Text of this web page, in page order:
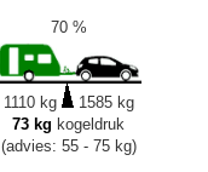
70 %
1110 kg
1585 kg
73 kg kogeldruk
(advies: 55 - 75 kg)